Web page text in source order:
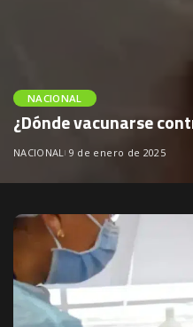
NACIONAL
¿Dónde vacunarse
NACIONAL 9 de enero de 2025